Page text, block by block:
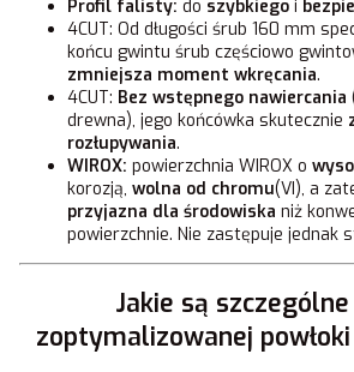
Profil falisty: do szybkiego i
4CUT: Od długości śrub 160 mm
końcu gwintu śrub częściowo
zmniejsza moment wkręcania.
4CUT: Bez wstępnego nawiercania
drewna), jego końcówka skutecznie
rozłupywania.
WIROX: powierzchnia WIROX o
korozją, wolna od chromu(VI), a
przyjazna dla środowiska niż
powierzchnie. Nie zastępuje jednak
Jakie są
zoptymalizowanej powłoki